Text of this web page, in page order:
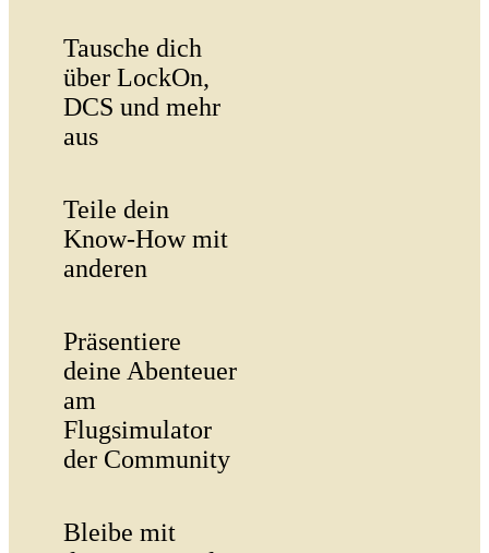
Tausche dich
über LockOn,
DCS und mehr
aus
Teile dein
Know-How mit
anderen
Präsentiere
deine Abenteuer
am
Flugsimulator
der Community
Bleibe mit